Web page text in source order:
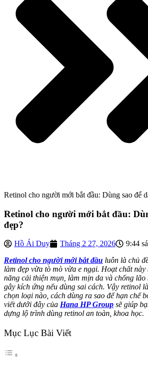
Retinol cho người mới bắt đầu: Dùng sao để
Retinol cho người mới bắt đầu:
đẹp?
Hồ Ái Duy Tháng 2 27, 2026
9:44
Retinol cho người mới bắt đầu luôn là chủ
làm đẹp vừa tò mò vừa e ngại. Hoạt chất
năng cải thiện mụn, làm mịn da và chống lão
gây kích ứng nếu dùng sai cách. Vậy retinol
chọn loại nào, cách dùng ra sao để hạn chế
viết dưới đây của Hana HP Group sẽ giúp
dựng lộ trình dùng retinol an toàn, khoa học.
Mục Lục Bài Viết